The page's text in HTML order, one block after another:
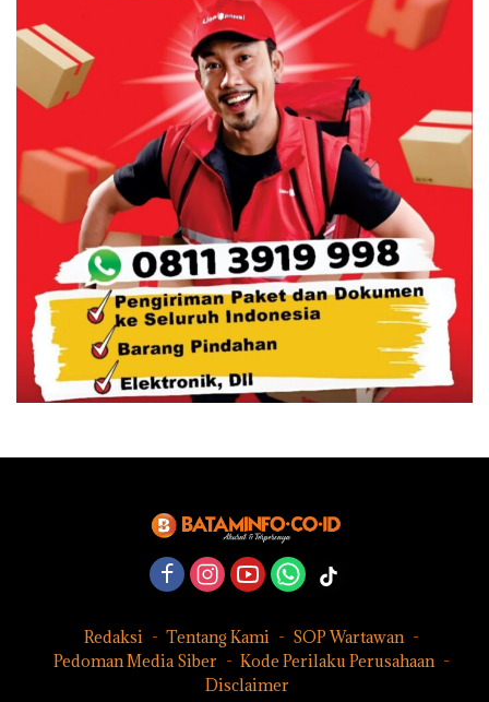
Redaksi Tentang Kami
SOP Wartawan
Pedoman Media Siber
Kode Perilaku Perusahaan
Disclaimer